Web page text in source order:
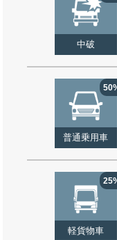
中破
普通乗用車
軽貨物車